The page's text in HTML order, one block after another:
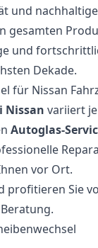
und
gesamten
und
Dekade.
für Nissan
Nissan variiert
Autoglas-
vor Ort.
profitieren Sie